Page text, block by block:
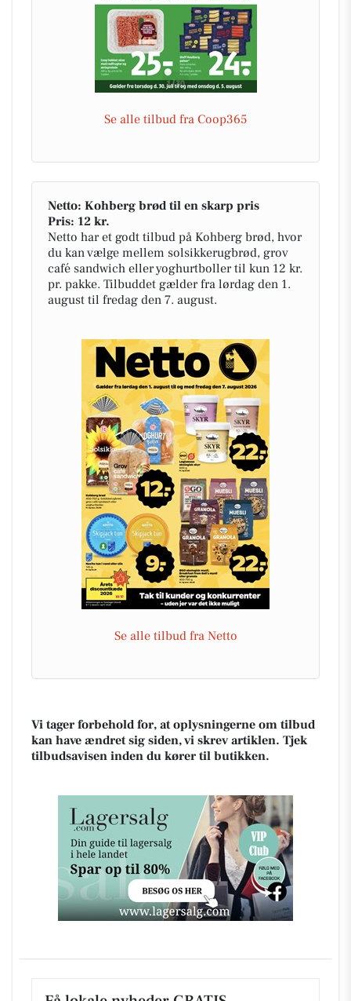
Se alle tilbud fra Coop365
Netto: Kohberg brød til en skarp pris
Pris: 12 kr.
Netto har et godt tilbud på Kohberg brød, hvor
du kan vælge mellem solsikkerugbrød, grov
café sandwich eller yoghurtboller til kun 12 kr.
pr. pakke. Tilbuddet gælder fra lørdag den 1.
august til fredag den 7. august.
Se alle tilbud fra Netto
Vi tager forbehold for, at oplysningerne om tilbud
kan have ændret sig siden, vi skrev artiklen. Tjek
tilbudsavisen inden du kører til butikken.